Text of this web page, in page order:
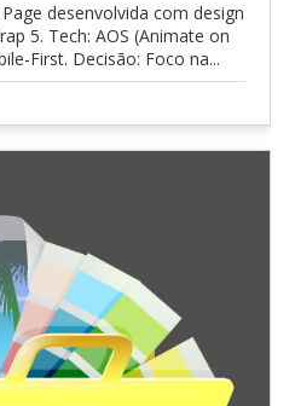
desenvolvida com design
5. Tech: AOS (Animate on
First. Decisão: Foco na...